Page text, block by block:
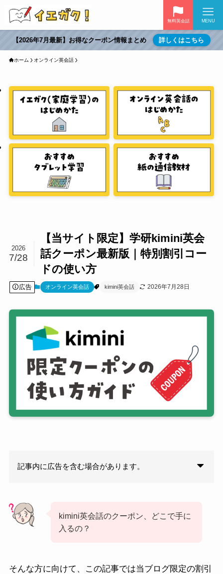
無料英会話 MENU
【2026年7月最新】お得なクーポン情報まとめ 詳しくはこちら
ホーム オンライン英会話
【当サイト限定】学研kimini英会
話クーポン最新版｜特別割引コー
ドの使い方
2026
7/28
広告 オンライン英会話 kimini英会話 2026年7月28日
記事内に広告を含む場合があります。
kimini英会話のクーポン、どこで手に
入るの？
そんな方に向けて、この記事では当ブログ限定の割引